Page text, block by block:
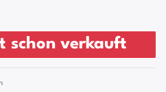
schon verkauft